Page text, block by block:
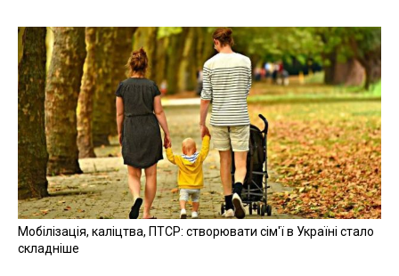
Мобілізація, каліцтва, ПТСР: створювати сім'ї в Україні стало
складніше